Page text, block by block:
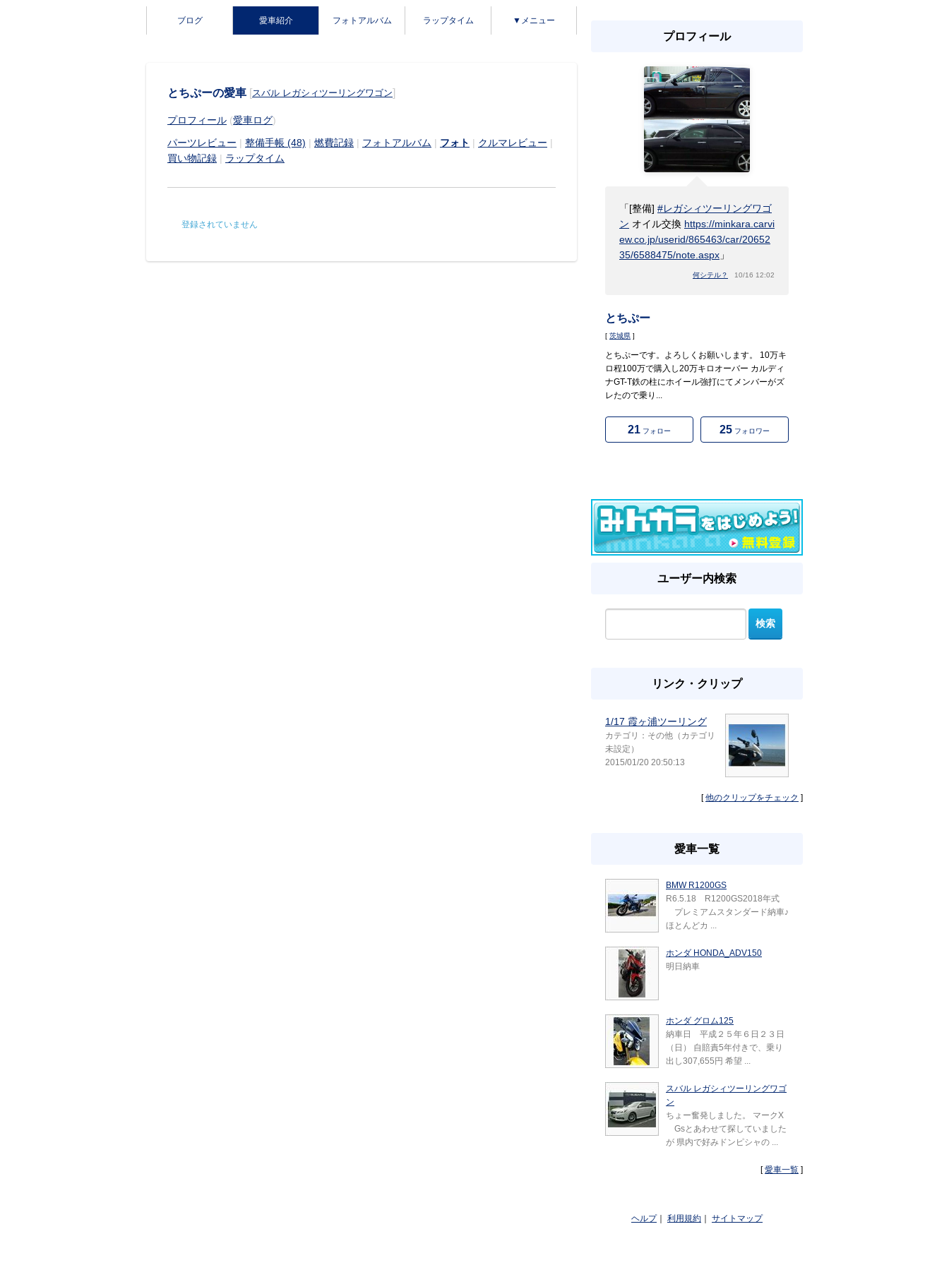
ブログ 愛車紹介 フォトアルバム ラップタイム ▼メニュー
とちぷーの愛車 [スバル レガシィツーリングワゴン]
プロフィール (愛車ログ)
パーツレビュー | 整備手帳 (48) | 燃費記録 | フォトアルバム | フォト | クルマレビュー |
買い物記録 | ラップタイム
登録されていません
プロフィール
「[整備] #レガシィツーリングワゴ
ン オイル交換 https://minkara.carvi
ew.co.jp/userid/865463/car/20652
35/6588475/note.aspx 」
何シテル？ 10/16 12:02
とちぷー
[ 茨城県 ]
とちぷーです。よろしくお願いします。 10万キ
ロ程100万で購入し20万キロオーバー カルディ
ナGT-T鉄の柱にホイール強打にてメンバーがズ
レたので乗り...
21 フォロー 25 フォロワー
ユーザー内検索
リンク・クリップ
1/17 霞ヶ浦ツーリング
カテゴリ：その他（カテゴリ
未設定）
2015/01/20 20:50:13
[他のクリップをチェック ]
愛車一覧
BMW R1200GS
R6.5.18 R1200GS2018年式
プレミアムスタンダード納車♪
ほとんどカ ...
ホンダ HONDA_ADV150
明日納車
ホンダ グロム125
納車日 平成２５年６日２３日
（日） 自賠責5年付きで、乗り
出し307,655円 希望 ...
スバル レガシィツーリングワゴ
ン
ちょー奮発しました。 マークX
Gsとあわせて探していました
が 県内で好みドンピシャの ...
[愛車一覧 ]
ヘルプ｜ 利用規約 サイトマップ